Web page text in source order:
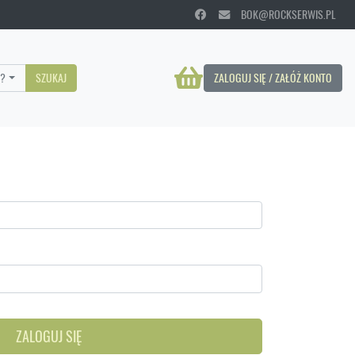
BOK@ROCKSERWIS.PL
ZALOGUJ SIĘ / ZAŁÓŻ KONTO
SZUKAJ
ZALOGUJ SIĘ